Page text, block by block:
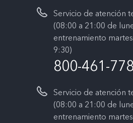
Servicio de atención
(08:00 a 21:00 de
entrenamiento
9:30)
800-461-
Servicio de atención
(08:00 a 21:00 de
entrenamiento